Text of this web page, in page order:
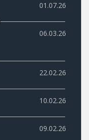
01.07.26
06.03.26
22.02.26
10.02.26
09.02.26